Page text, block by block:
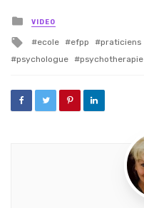
Posted in
VIDEO
Tagged with
ecole efpp praticiens
psychologue
psychotherapie